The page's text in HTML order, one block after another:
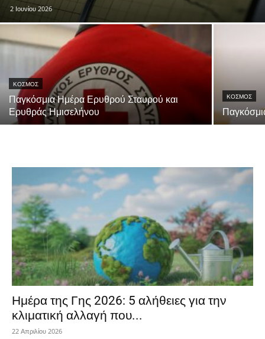
2 Ιουνίου 2026
ΚΟΣΜΟΣ
Παγκόσμια Ημέρα Ερυθρού Σταυρού και
Ερυθράς Ημισελήνου
ΚΟΣΜΟΣ
Ημέρα της Γης 2026: 5 αλήθειες για την
κλιματική αλλαγή που...
22 Απριλίου 2026